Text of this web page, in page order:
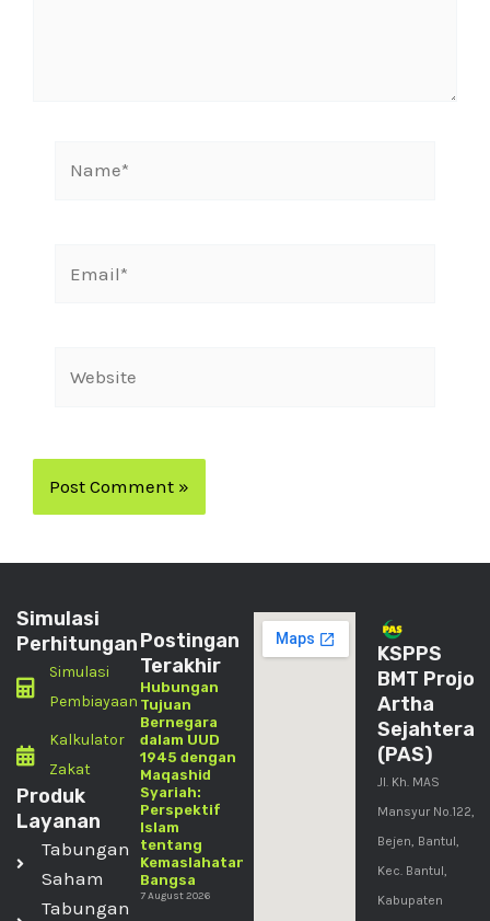
Simulasi
Perhitungan
Simulasi
Pembiayaan
Kalkulator
Zakat
Produk
Layanan
Tabungan
Saham
Tabungan
Postingan
Terakhir
Hubungan
Tujuan
Bernegara
dalam UUD
1945 dengan
Maqashid
Syariah:
Perspektif
Islam
tentang
Kemaslahatan
Bangsa
7 August 2026
KSPPS
BMT Projo
Artha
Sejahtera
(PAS)
Jl. Kh. MAS
Mansyur No.122,
Bejen, Bantul,
Kec. Bantul,
Kabupaten